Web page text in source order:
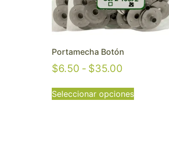
Portamecha Botón
$6.50 - $35.00
Seleccionar opciones